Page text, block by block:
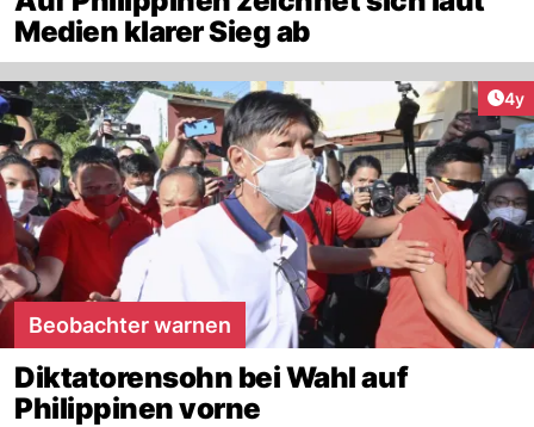
Medien klarer Sieg ab
4y
Beobachter warnen
Diktatorensohn bei Wahl auf
Philippinen vorne